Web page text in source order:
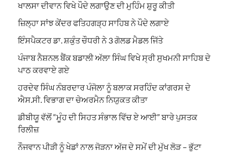
ਖਾਲਸਾ ਦੀਵਾਨ ਵਿਖੇ ਪੌਦੇ ਲਗਾਉਣ ਦੀ ਮੁਹਿੰਮ ਸ਼ੁਰੂ ਕੀਤੀ
ਜ਼ਿਲ੍ਹਾ ਸਾਂਝ ਕੇਂਦਰ ਫਤਿਹਗੜ੍ਹ ਸਾਹਿਬ ਨੇ ਪੌਦੇ ਲਗਾਏ
ਇੰਸਪੈਕਟਰ ਡਾ. ਸ਼ਕੁੰਤ ਚੌਧਰੀ ਨੇ 3 ਗੋਲਡ ਮੈਡਲ ਜਿੱਤੇ
ਪੰਜਾਬ ਨੈਸ਼ਨਲ ਬੈਂਕ ਬਡਾਲੀ ਅੱਲਾ ਸਿੰਘ ਵਿਖੇ ਸ੍ਰੀ ਸੁਖਮਨੀ ਸਾਹਿਬ ਦੇ
ਪਾਠ ਕਰਵਾਏ ਗਏ
ਹਰਦੇਵ ਸਿੰਘ ਨੰਬਰਦਾਰ ਪੰਜੋਲਾ ਨੂੰ ਬਲਾਕ ਸਰਹਿੰਦ ਕਾਂਗਰਸ ਦੇ
ਐਸ.ਸੀ. ਵਿਭਾਗ ਦਾ ਚੇਅਰਮੈਨ ਨਿਯੁਕਤ ਕੀਤਾ
ਡੀਬੀਯੂ ਵੱਲੋਂ “ਮੂੰਹ ਦੀ ਸਿਹਤ ਸੰਭਾਲ ਵਿੱਚ ਏ ਆਈ” ਬਾਰੇ ਪੁਸਤਕ
ਰਿਲੀਜ਼
ਨੌਜਵਾਨ ਪੀੜੀ ਨੂੰ ਖੇਡਾਂ ਨਾਲ ਜੋੜਨਾ ਅੱਜ ਦੇ ਸਮੇਂ ਦੀ ਮੁੱਖ ਲੋੜ – ਭੁੱਟਾ